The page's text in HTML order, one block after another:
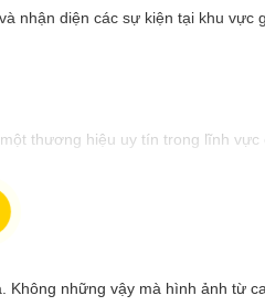
nhận diện các sự kiện tại khu vực
thương hiệu uy tín trong lĩnh
nét. camera Vantech còn được
những vậy mà hình ảnh từ